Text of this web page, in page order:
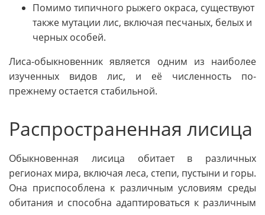
Помимо типичного рыжего окраса, существуют
также мутации лис, включая песчаных, белых и
черных особей.
Лиса-обыкновенник является одним из наиболее
изученных видов лис, и её численность по-
прежнему остается стабильной.
Распространенная лисица
Обыкновенная лисица обитает в различных
регионах мира, включая леса, степи, пустыни и горы.
Она приспособлена к различным условиям среды
обитания и способна адаптироваться к различным